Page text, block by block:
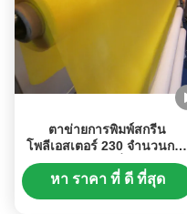
ตาข่ายการพิมพ์สกรีน
โพลีเอสเตอร์ 230 จำนวนการ
ยืดตัวต่ำ
หา ราคา ที่ ดี ที่สุด